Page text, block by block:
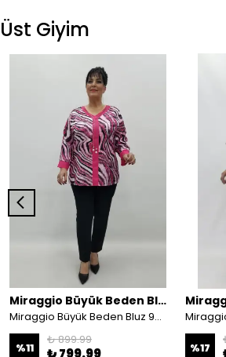
Üst Giyim
Miraggio Büyük Beden Bluz
Miraggio Büyük Beden Bluz 99580 FUŞYA
%11
₺ 899.99
₺ 799.99 %17